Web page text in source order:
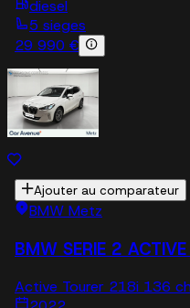
diesel
5 sieges
29 990 €
Ajouter au comparateur
BMW Metz
BMW SERIE 2
Active Tourer 218i 136